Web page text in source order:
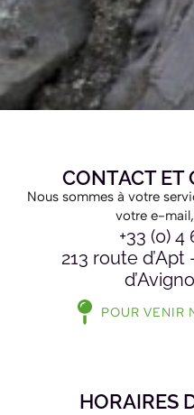
CONTACT ET
Nous sommes à votre
votre e-
+33 (0)
213 route
POUR VENIR
HORAIRES